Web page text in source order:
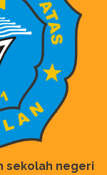
sekolah negeri